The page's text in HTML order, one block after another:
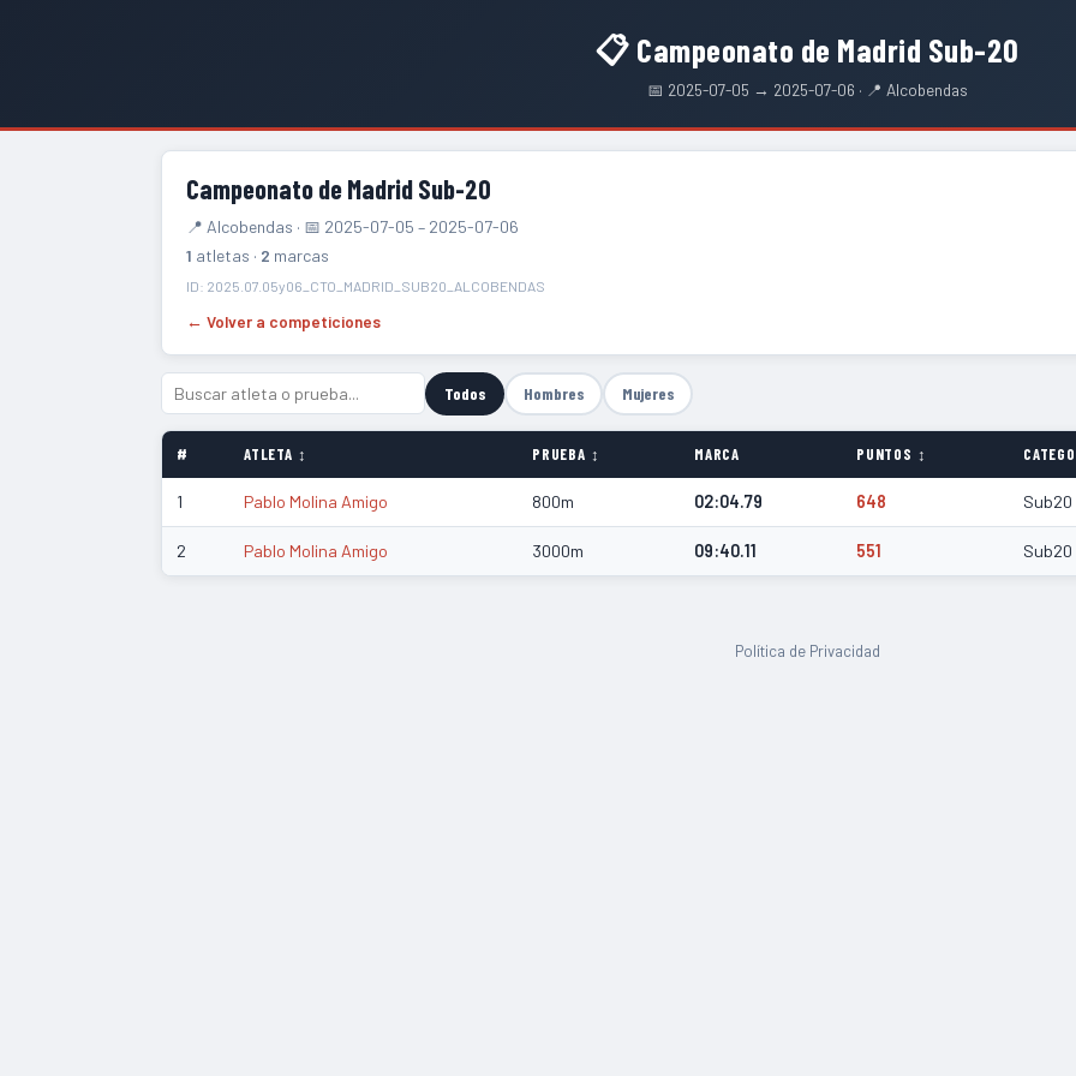
📋 Campeonato de Madrid Sub-20
📅 2025-07-05 → 2025-07-06 · 📍 Alcobendas
Campeonato de Madrid Sub-20
📍 Alcobendas · 📅 2025-07-05 – 2025-07-06
1 atletas · 2 marcas
ID: 2025.07.05y06_CTO_MADRID_SUB20_ALCOBENDAS
← Volver a competiciones
Todos Hombres Mujeres
# ATLETA ↕ PRUEBA ↕ MARCA PUNTOS ↕
1 Pablo Molina Amigo 800m 02:04.79 648 Sub20
2 Pablo Molina Amigo 3000m 09:40.11 551 Sub20
Política de Privacidad